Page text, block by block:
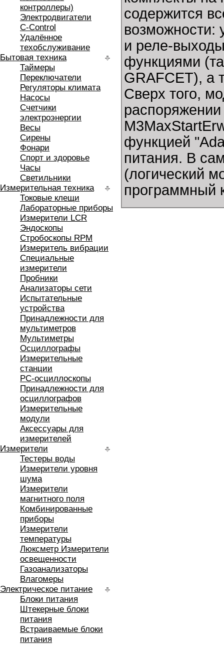
контроллеры)
Электродвигатели
C-Control
Удалённое
техобслуживание
Бытовая техника
Таймеры
Переключатели
Регуляторы климата
Насосы
Счетчики
электроэнергии
Весы
Сирены
Фонари
Спорт и здоровье
Часы
Светильники
Измерительная техника
Токовые клещи
Лабораторные приборы
Измерители LCR
Эндоскопы
Стробоскопы RPM
Измеритель вибрации
Специальные
измерители
Пробники
Анализаторы сети
Испытательные
устройства
Принадлежности для
мультиметров
Мультиметры
Осциллографы
Измерительные
станции
РС-осциллоскопы
Принадлежности для
осциллографов
Измерительные
модули
Аксессуары для
измерителей
Измерители
Тестеры воды
Измерители уровня
шума
Измерители
магнитного поля
Комбинированные
приборы
Измерители
температуры
Люксметр Измерители
освещенности
Газоанализаторы
Влагомеры
Электрическое питание
Блоки питания
Штекерные блоки
питания
Встраиваемые блоки
питания
содержится
возможности:
и реле-
функциями
GRAFCET), а
Сверх того,
функцией
питания. В
(логический
программный